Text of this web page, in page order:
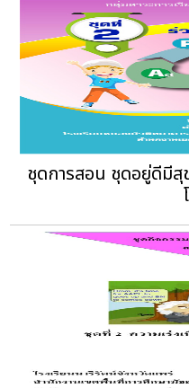
ชุดการสอน ชุดอยู่ดีมี